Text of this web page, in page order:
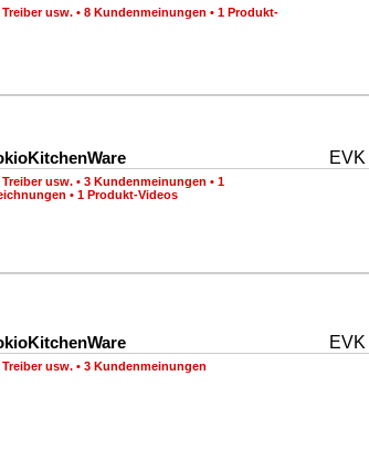
usw. • 8 Kundenmeinungen • 1 Produkt-
EVK
usw. • 3 Kundenmeinungen • 1
• 1 Produkt-Videos
EVK
usw. • 3 Kundenmeinungen